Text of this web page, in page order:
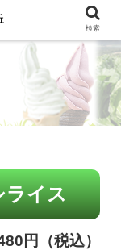
ライス
円（税込）
検索